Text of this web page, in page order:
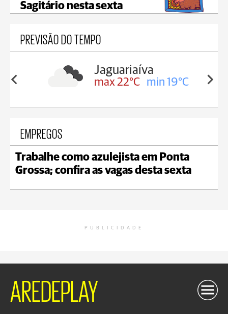
Sagitário nesta sexta
PREVISÃO DO TEMPO
18°C
Jaguariaíva
max 22°C min 19°C
EMPREGOS
Trabalhe como azulejista em Ponta
Grossa; confira as vagas desta sexta
PUBLICIDADE
AREDEPLAY